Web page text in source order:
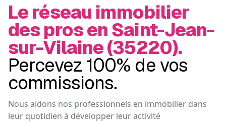
Le réseau immobilier
des pros en Saint-Jean-
sur-Vilaine (35220).
Percevez 100% de vos
commissions.
Nous aidons nos professionnels en immobilier dans
leur quotidien à développer leur activité